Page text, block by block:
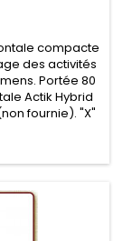
compacte
des activités
Portée 80
Actik Hybrid
fournie). "X"
niveaux...